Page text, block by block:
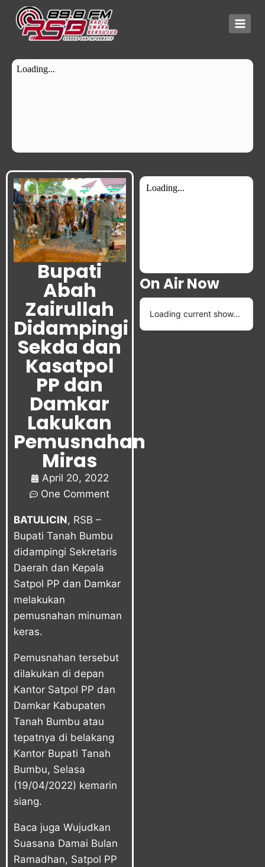
Bupati
Abah
Zairullah
Didampingi
Sekda dan
Kasatpol
PP dan
Damkar
Lakukan
Pemusnahan
Miras
April 20, 2022
One Comment
BATULICIN, RSB –
Bupati Tanah Bumbu
didampingi Sekretaris
Daerah dan Kepala
Satpol PP dan Damkar
melakukan
pemusnahan minuman
keras.
Pemusnahan tersebut
dilakukan di depan
Kantor Satpol PP dan
Damkar Kabupaten
Tanah Bumbu atau
tepatnya di belakang
Kantor Bupati Tanah
Bumbu, Selasa
(19/04/2022) kemarin
siang.
Baca juga Wujudkan
Suasana Damai Bulan
Ramadhan, Satpol PP
On Air Now
Loading current show...